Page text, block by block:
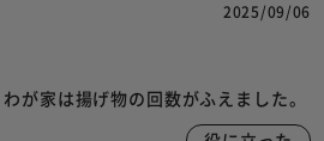
2025/09/06
が家は揚げ物の回数がふえました。